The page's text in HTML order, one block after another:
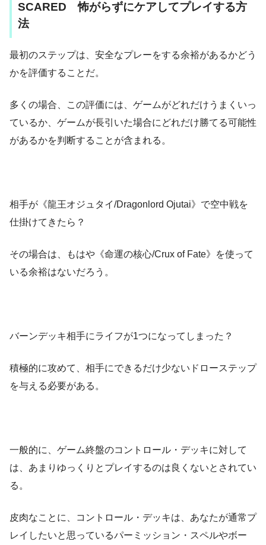
SCARED 怖がらずにケアしてプレイする方
法
最初のステップは、安全なプレーをする余裕があるかどう
かを評価することだ。
多くの場合、この評価には、ゲームがどれだけうまくいっ
ているか、ゲームが長引いた場合にどれだけ勝てる可能性
があるかを判断することが含まれる。
相手が《龍王オジュタイ/Dragonlord Ojutai》で空中戦を
仕掛けてきたら？
その場合は、もはや《命運の核心/Crux of Fate》を使って
いる余裕はないだろう。
バーンデッキ相手にライフが1つになってしまった？
積極的に攻めて、相手にできるだけ少ないドローステップ
を与える必要がある。
一般的に、ゲーム終盤のコントロール・デッキに対して
は、あまりゆっくりとプレイするのは良くないとされてい
る。
皮肉なことに、コントロール・デッキは、あなたが通常プ
レイしたいと思っているパーミッション・スペルやボー